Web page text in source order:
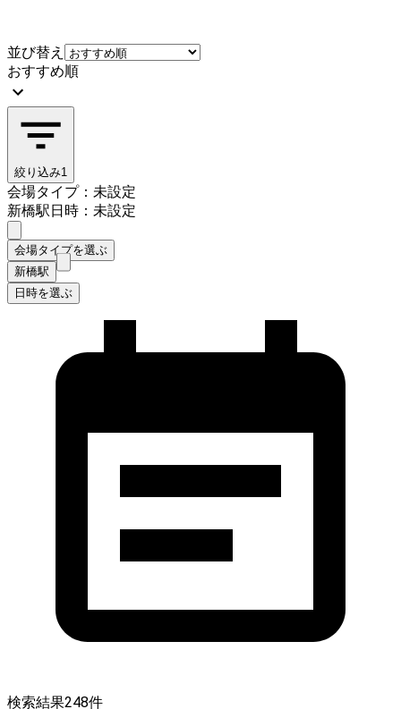
並び替え
おすすめ順
絞り込み1
会場タイプ：未設定
新橋駅日時：未設定
会場タイプを選ぶ
新橋駅
日時を選ぶ
検索結果248件